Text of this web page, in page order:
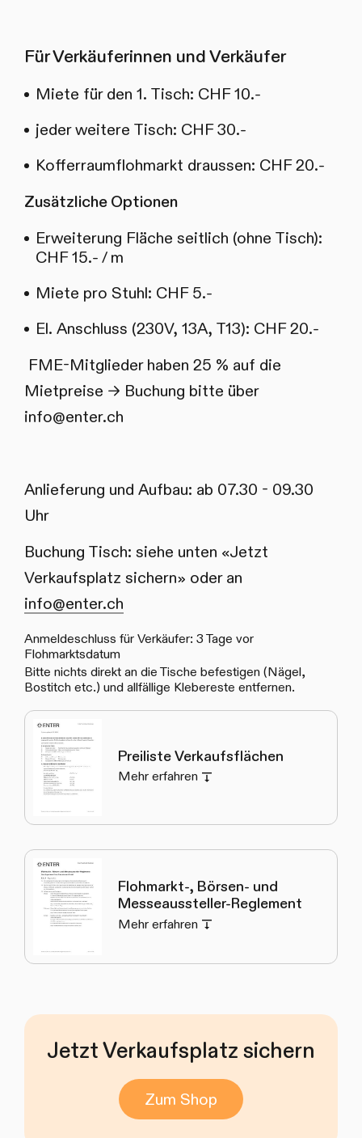
Für Verkäuferinnen und Verkäufer
Miete für den 1. Tisch: CHF 10.-
jeder weitere Tisch: CHF 30.-
Kofferraumflohmarkt draussen: CHF 20.-
Zusätzliche Optionen
Erweiterung Fläche seitlich (ohne Tisch):
CHF 15.- / m
Miete pro Stuhl: CHF 5.-
El. Anschluss (230V, 13A, T13): CHF 20.-
FME-Mitglieder haben 25 % auf die
Mietpreise -> Buchung bitte über
info@enter.ch
Anlieferung und Aufbau: ab 07.30 - 09.30
Uhr
Buchung Tisch: siehe unten «Jetzt
Verkaufsplatz sichern» oder an
info@enter.ch
Anmeldeschluss für Verkäufer: 3 Tage vor
Flohmarktsdatum
Bitte nichts direkt an die Tische befestigen (Nägel,
Bostitch etc.) und allfällige Klebereste entfernen.
Preiliste Verkaufsflächen
Mehr erfahren
Flohmarkt-, Börsen- und
Messeaussteller-Reglement
Mehr erfahren
Jetzt Verkaufsplatz sichern
Zum Shop